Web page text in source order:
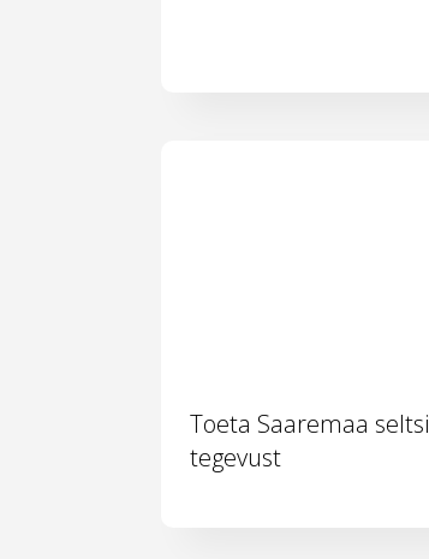
Toeta Saaremaa seltsi
tegevust